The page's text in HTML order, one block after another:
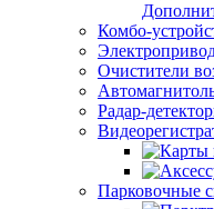
Комбо-
Очистители
Радар-
Парковочные